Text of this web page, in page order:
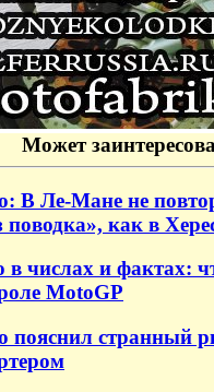
Может
В Ле-Мане не
поводка», как в
числах и фактах:
MotoGP
пояснил странный